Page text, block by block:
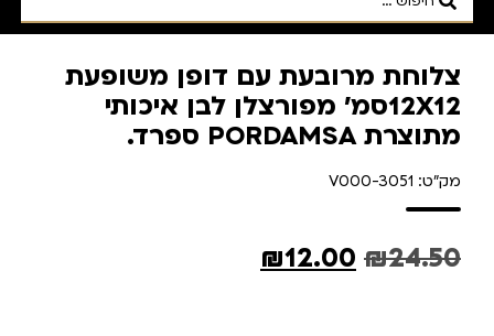
צלוחת מרובעת עם דופן משופעת
12X12סמ' מפורצלן לבן איכותי
מתוצרת PORDAMSA ספרד.
מק"ט: V000-3051
₪24.50
₪12.00